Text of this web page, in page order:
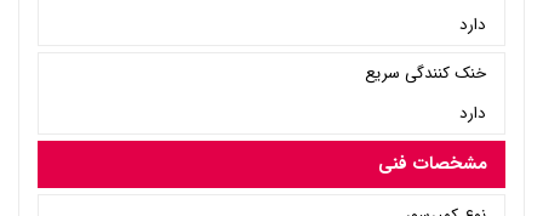
دارد
خنک کنندگی سریع
دارد
مشخصات فنی